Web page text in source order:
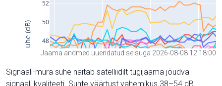
Jaama andmed uuendatud seisuga 2026-08-08 12:18:00
Signaali-müra suhe näitab satelliidilt tugijaama jõudva
signaali kvaliteeti. Suhte väärtust vahemikus 38–54 dB